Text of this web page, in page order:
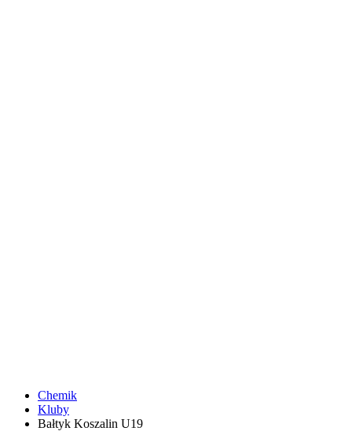
Chemik
Kluby
Bałtyk Koszalin U19